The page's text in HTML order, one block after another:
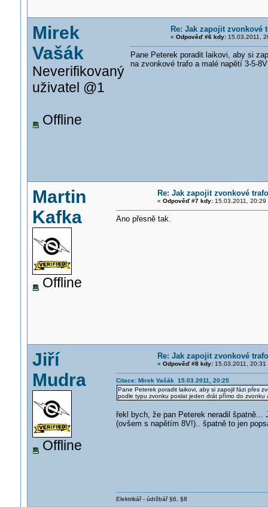
Mirek
Vašák
Neverifikovaný
uživatel @1
Offline
Re: Jak zapojit zvonkové
« Odpověď #6 kdy:15.03.2011,
Pane Peterek poradit laikovi, aby si
na zvonkové trafo a malé napětí 3-5-
Martin
Kafka
Offline
Re: Jak zapojit zvonkové
« Odpověď #7 kdy:15.03.2011, 20:29
Ano přesně tak.
Jiří
Mudra
Offline
Re: Jak zapojit zvonkové
« Odpověď #8 kdy:15.03.2011, 20:31
Citace: Mirek Vašák 15.03.2011, 20:25
Pane Peterek poradit laikovi, aby si zapojil fázi přes
podle typu zvonku poslat jeden drát přímo do zvonku
řekl bych, že pan Peterek neradil
(ovšem s napětím 8V!).. špatně to jen
Elektrikář - údržbář §6, §8